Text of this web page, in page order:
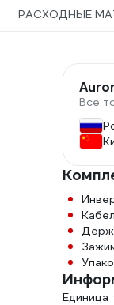
РАСХОДНЫЕ
Все
Единица